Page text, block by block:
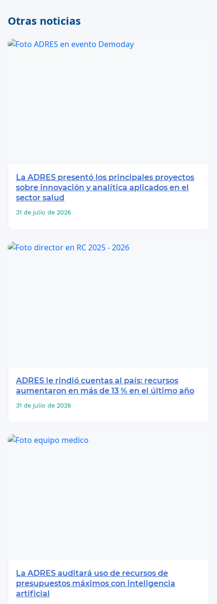
Otras noticias
La ADRES presentó los principales proyectos
sobre innovación y analítica aplicados en el
sector salud
31 de julio de 2026
ADRES le rindió cuentas al país: recursos
aumentaron en más de 13 % en el último año
31 de julio de 2026
La ADRES auditará uso de recursos de
presupuestos máximos con inteligencia
artificial